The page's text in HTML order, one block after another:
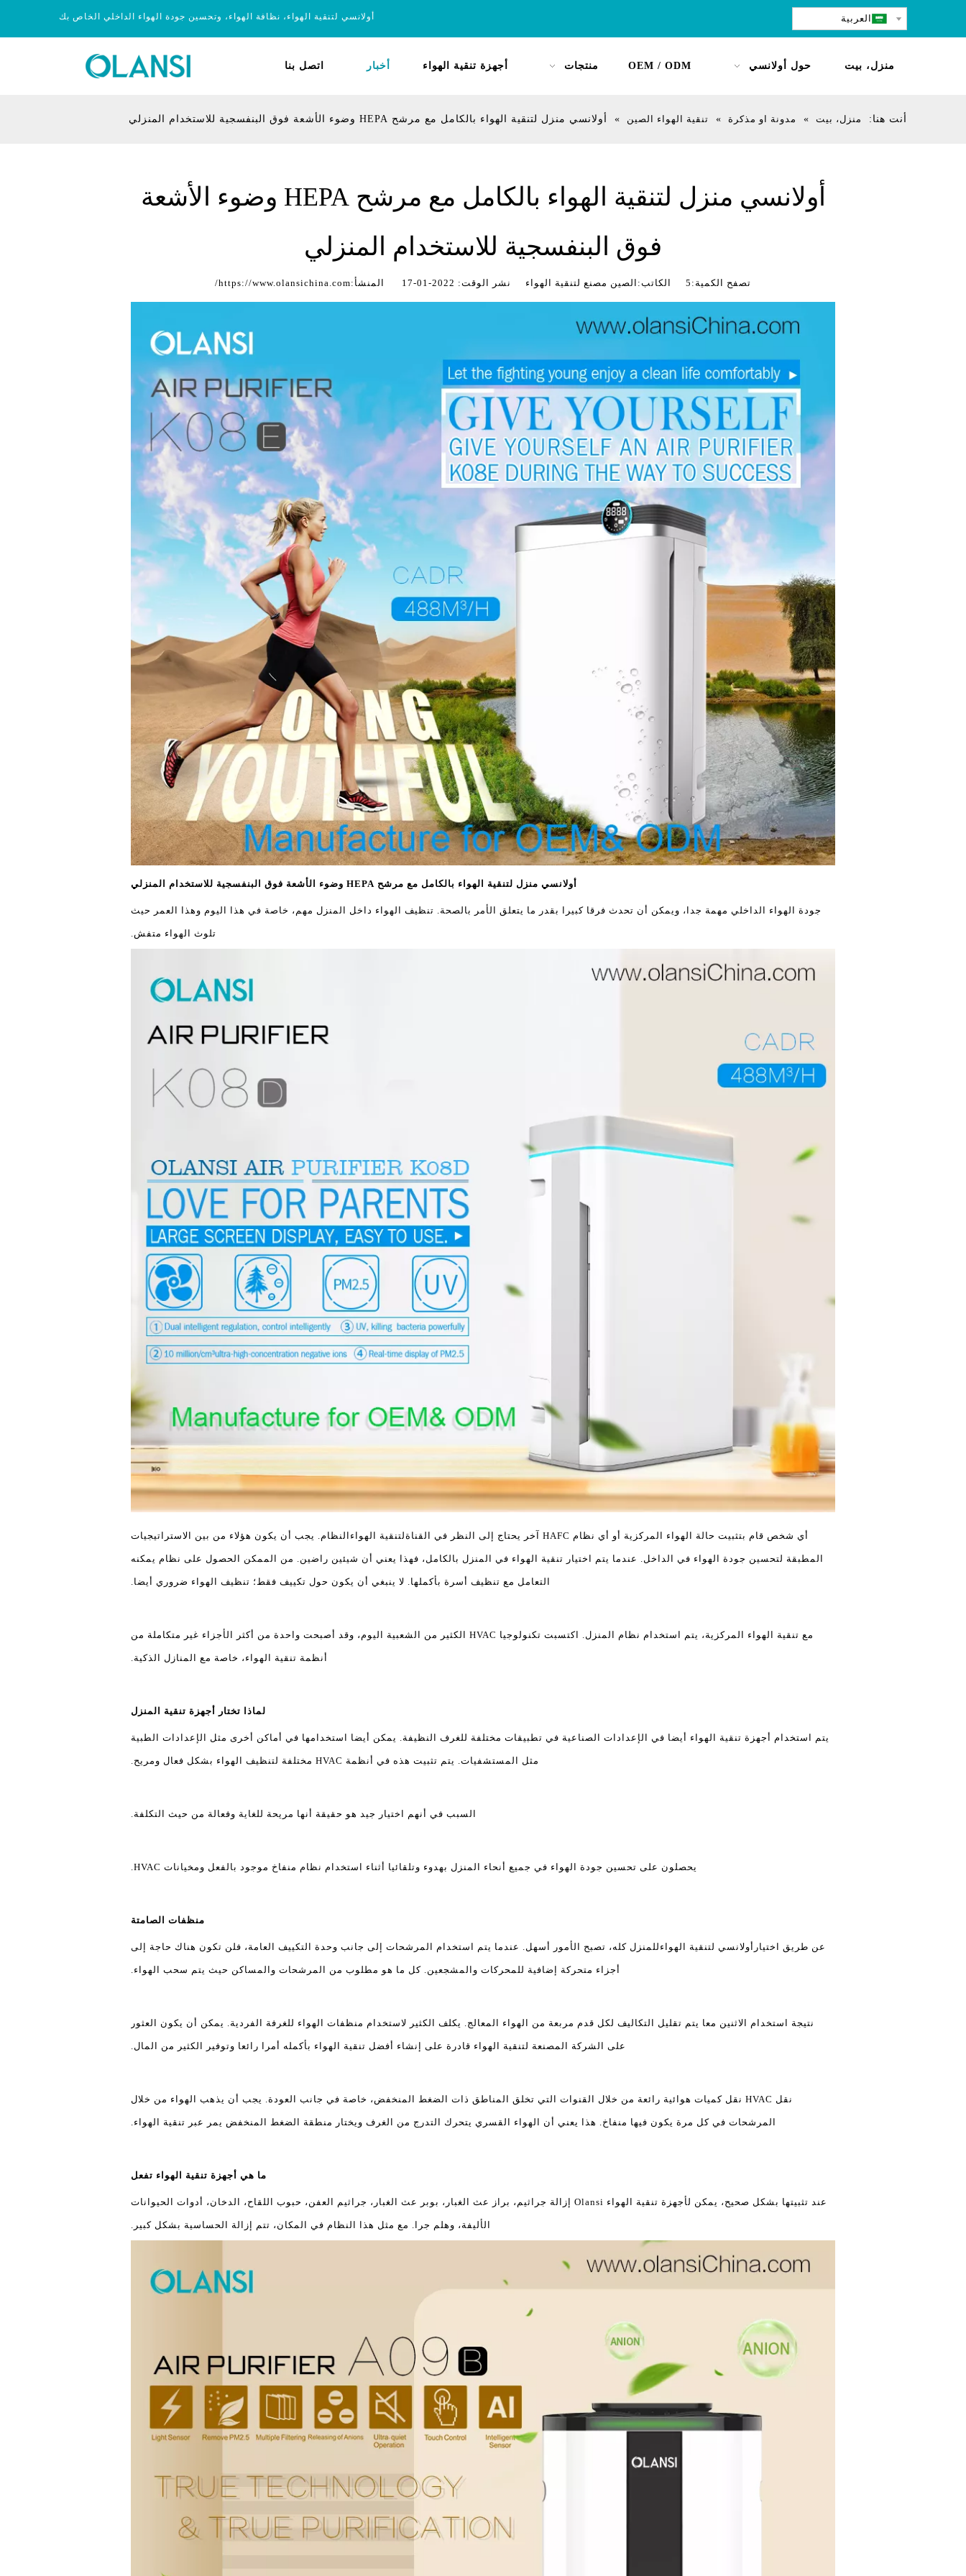
أولانسي لتنقية الهواء، نظافة الهواء، وتحسين جودة الهواء الداخلي الخاص بك العربية
منزل، بيت حول أولانسي OEM / ODM منتجات أجهزة تنقية الهواء أخبار اتصل بنا
أنت هنا: منزل، بيت » مدونة او مذكرة » تنقية الهواء الصين » أولانسي منزل لتنقية الهواء بالكامل مع مرشح HEPA وضوء الأشعة فوق البنفسجية للاستخدام المنزلي
أولانسي منزل لتنقية الهواء بالكامل مع مرشح HEPA وضوء الأشعة
فوق البنفسجية للاستخدام المنزلي
تصفح الكمية: 5 الكاتب:الصين مصنع لتنقية الهواء نشر الوقت: 2022-01-17 المنشأ: https://www.olansichina.com/
أولانسي منزل لتنقية الهواء بالكامل مع مرشح HEPA وضوء الأشعة فوق البنفسجية للاستخدام المنزلي
جودة الهواء الداخلي مهمة جدا، ويمكن أن تحدث فرقا كبيرا بقدر ما يتعلق الأمر بالصحة. تنظيف الهواء داخل المنزل مهم، خاصة في هذا اليوم وهذا العمر حيث
تلوث الهواء متفش.
أي شخص قام بتثبيت حالة الهواء المركزية أو أي نظام HAFC آخر يحتاج إلى النظر في القناة لتنقية الهواء النظام. يجب أن يكون هؤلاء من بين الاستراتيجيات
المطبقة لتحسين جودة الهواء في الداخل. عندما يتم اختيار تنقية الهواء في المنزل بالكامل، فهذا يعني أن شيئين راضين. من الممكن الحصول على نظام يمكنه
التعامل مع تنظيف أسرة بأكملها. لا ينبغي أن يكون حول تكييف فقط؛ تنظيف الهواء ضروري أيضا.
مع تنقية الهواء المركزية، يتم استخدام نظام المنزل. اكتسبت تكنولوجيا HVAC الكثير من الشعبية اليوم، وقد أصبحت واحدة من أكثر الأجزاء غير متكاملة من
أنظمة تنقية الهواء، خاصة مع المنازل الذكية.
لماذا تختار أجهزة تنقية المنزل
يتم استخدام أجهزة تنقية الهواء أيضا في الإعدادات الصناعية في تطبيقات مختلفة للغرف النظيفة. يمكن أيضا استخدامها في أماكن أخرى مثل الإعدادات الطبية
مثل المستشفيات. يتم تثبيت هذه في أنظمة HVAC مختلفة لتنظيف الهواء بشكل فعال ومريح.
السبب في أنهم اختيار جيد هو حقيقة أنها مريحة للغاية وفعالة من حيث التكلفة.
يحصلون على تحسين جودة الهواء في جميع أنحاء المنزل بهدوء وتلقائيا أثناء استخدام نظام منفاخ موجود بالفعل ومخيانات HVAC.
منظفات الصامتة
عن طريق اختيار أولانسي لتنقية الهواء للمنزل كله، تصبح الأمور أسهل. عندما يتم استخدام المرشحات إلى جانب وحدة التكييف العامة، فلن تكون هناك حاجة إلى
أجزاء متحركة إضافية للمحركات والمشجعين. كل ما هو مطلوب من المرشحات والمساكن حيث يتم سحب الهواء.
نتيجة استخدام الاثنين معا يتم تقليل التكاليف لكل قدم مربعة من الهواء المعالج. يكلف الكثير لاستخدام منظفات الهواء للغرفة الفردية. يمكن أن يكون العثور
على الشركة المصنعة لتنقية الهواء قادرة على إنشاء أفضل تنقية الهواء بأكمله أمرا رائعا وتوفير الكثير من المال.
نقل HVAC نقل كميات هوائية رائعة من خلال القنوات التي تخلق المناطق ذات الضغط المنخفض، خاصة في جانب العودة. يجب أن يذهب الهواء من خلال
المرشحات في كل مرة يكون فيها منفاخ. هذا يعني أن الهواء القسري يتحرك التدرج من الغرف ويختار منطقة الضغط المنخفض يمر عبر تنقية الهواء.
ما هي أجهزة تنقية الهواء تفعل
عند تثبيتها بشكل صحيح، يمكن لأجهزة تنقية الهواء Olansi إزالة جراثيم، براز عث الغبار، بوبر عث الغبار، جراثيم العفن، حبوب اللقاح، الدخان، أدوات الحيوانات
الأليفة، وهلم جرا. مع مثل هذا النظام في المكان، تتم إزالة الحساسية بشكل كبير.